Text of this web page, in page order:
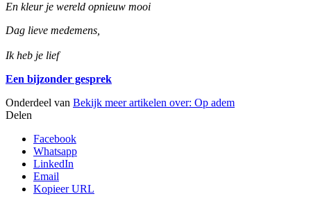
En kleur je wereld opnieuw mooi
Dag lieve medemens,
Ik heb je lief
Een bijzonder gesprek
Onderdeel van Bekijk meer artikelen over: Op adem
Delen
Facebook
Whatsapp
LinkedIn
Email
Kopieer URL